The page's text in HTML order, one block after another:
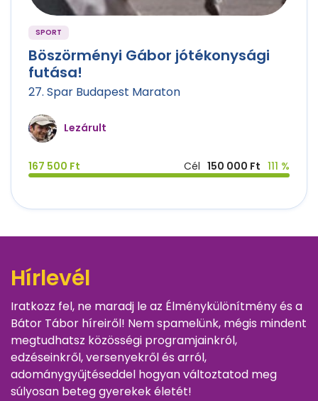
SPORT
Böszörményi Gábor jótékonysági
futása!
27. Spar Budapest Maraton
Lezárult
167 500 Ft Cél 150 000 Ft 111 %
Hírlevél
Iratkozz fel, ne maradj le az Élménykülönítmény és a
Bátor Tábor híreiről! Nem spamelünk, mégis mindent
megtudhatsz közösségi programjainkról,
edzéseinkről, versenyekről és arról,
adománygyűjtéseddel hogyan változtatod meg
súlyosan beteg gyerekek életét!